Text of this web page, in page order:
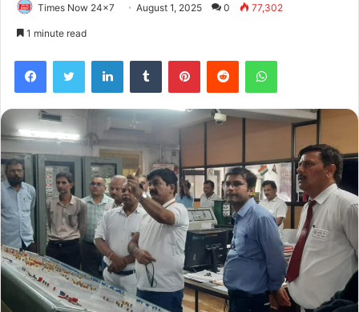
Times Now 24x7 August 1, 2025 0 77,302
1 minute read
FacebookTwitter LinkedInTumblr PinterestReddit WhatsApp